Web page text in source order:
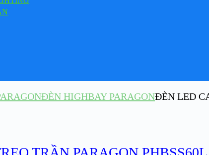
ĐÈN HIGHBAY PARAGONĐÈN LED